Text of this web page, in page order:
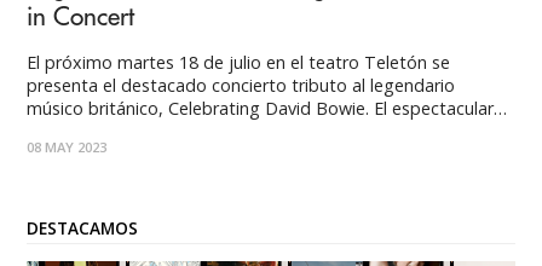
in Concert
El próximo martes 18 de julio en el teatro Teletón se
presenta el destacado concierto tributo al legendario
músico británico, Celebrating David Bowie. El espectacular
indiscutible ícono de la cultura pop, contará con Peter
08 MAY 2023
DESTACAMOS